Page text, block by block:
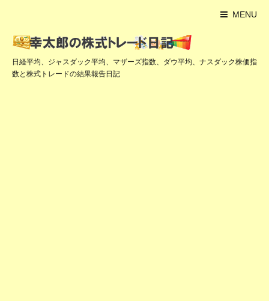
MENU
日経平均、ジャスダック平均、マザーズ指数、ダウ平均、ナスダック株価指
数と株式トレードの結果報告日記